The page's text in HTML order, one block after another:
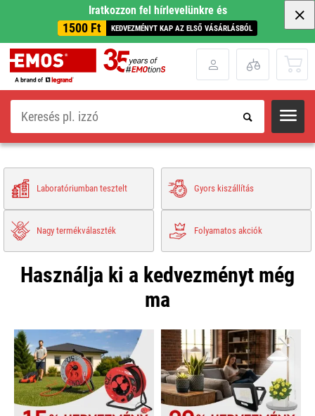
Iratkozzon fel hírlevelünkre és
1500 Ft KEDVEZMÉNYT KAP AZ ELSŐ VÁSÁRLÁSBÓL
Keresés
Laboratóriumban tesztelt Gyors kiszállítás
Nagy termékválaszték Folyamatos akciók
Használja ki a kedvezményt még
ma